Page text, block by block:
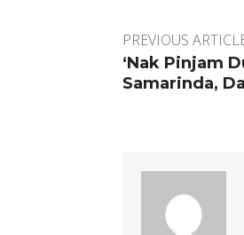
PREVIOUS
‘Nak Pinjam
Samarinda,